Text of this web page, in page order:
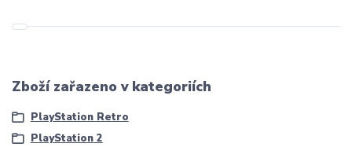
Zboží zařazeno v kategoriích
PlayStation Retro
PlayStation 2